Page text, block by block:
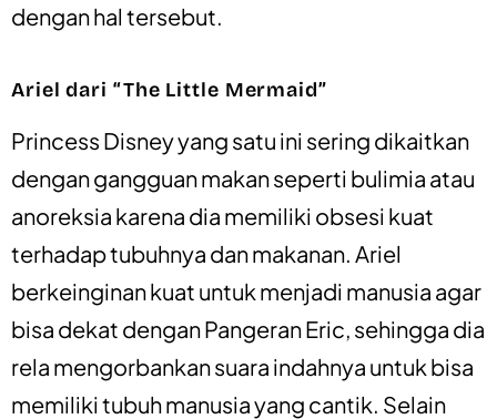
dengan hal tersebut.
Ariel dari “The Little Mermaid”
Princess Disney yang satu ini sering dikaitkan
dengan gangguan makan seperti bulimia atau
anoreksia karena dia memiliki obsesi kuat
terhadap tubuhnya dan makanan. Ariel
berkeinginan kuat untuk menjadi manusia agar
bisa dekat dengan Pangeran Eric, sehingga dia
rela mengorbankan suara indahnya untuk bisa
memiliki tubuh manusia yang cantik. Selain